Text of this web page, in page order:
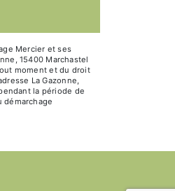
Mercier et ses
15400 Marchastel
moment et du droit
La Gazonne,
la période de